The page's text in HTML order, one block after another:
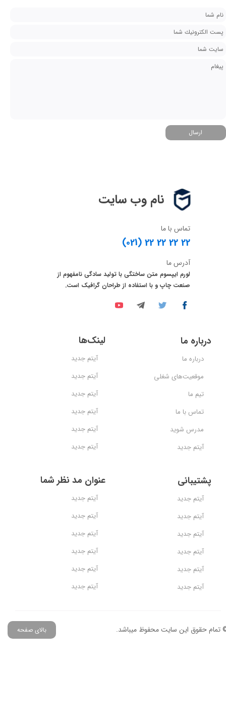
ارسال
نام وب سایت
تماس با ما
(021) 22 22 22 22
آدرس ما
لورم ایپسوم متن ساختگی با تولید سادگی نامفهوم از
صنعت چاپ و با استفاده از طراحان گرافیک است.
درباره ما
موقعیت‌های شغلی
تیم ما
تماس با ما
مدرس شوید
آیتم جدید
درباره ما لینک‌ها
آیتم جدید
آیتم جدید
آیتم جدید
آیتم جدید
آیتم جدید
آیتم جدید
عنوان مد نظر شما
آیتم جدید
آیتم جدید
آیتم جدید
آیتم جدید
آیتم جدید
آیتم جدید
پشتیبانی
آیتم جدید
آیتم جدید
آیتم جدید
آیتم جدید
آیتم جدید
آیتم جدید
تمام حقوق این سایت محفوظ میباشد. بالای صفحه